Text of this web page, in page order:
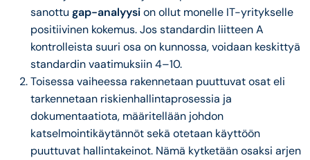
sanottu gap-analyysion ollut monelle IT-yritykselle
positiivinen kokemus. Jos standardin liitteen A
kontrolleista suuri osa on kunnossa, voidaan keskittyä
standardin vaatimuksiin 4–10.
Toisessa vaiheessa rakennetaan puuttuvat osat eli
tarkennetaan riskienhallintaprosessia ja
dokumentaatiota, määritellään johdon
katselmointikäytännöt sekä otetaan käyttöön
puuttuvat hallintakeinot. Nämä kytketään osaksi arjen